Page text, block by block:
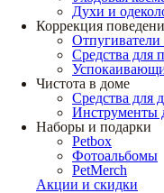
Духи и
Коррекция
Средства для
Чистота в доме
Средства для
Инструменты
Наборы и подарки
Petbox
Фотоальбомы
PetMerch
Акции и скидки